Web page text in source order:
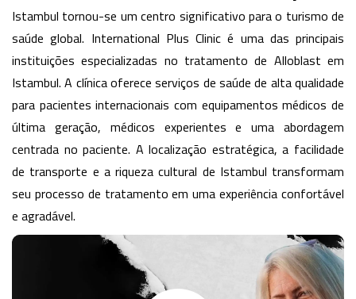
Istambul tornou-se um centro significativo para o turismo de
saúde global. International Plus Clinic é uma das principais
instituições especializadas no tratamento de Alloblast em
Istambul. A clínica oferece serviços de saúde de alta qualidade
para pacientes internacionais com equipamentos médicos de
última geração, médicos experientes e uma abordagem
centrada no paciente. A localização estratégica, a facilidade
de transporte e a riqueza cultural de Istambul transformam
seu processo de tratamento em uma experiência confortável
e agradável.